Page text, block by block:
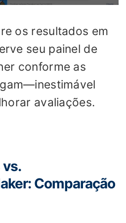
os resultados em
seu painel de
conforme as
avaliações.
Comparação